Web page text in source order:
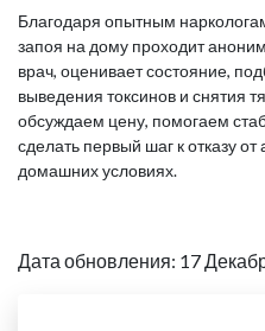
Благодаря опытным
запоя на дому проходит
врач, оценивает состояние,
выведения токсинов и снятия
обсуждаем цену, помогаем
сделать первый шаг к отказу
домашних условиях.
Дата обновления: 17